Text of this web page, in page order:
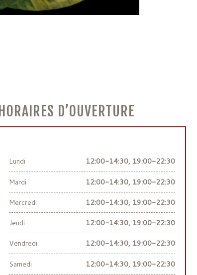
HORAIRES D’OUVERTURE
Lundi 12:00-14:30, 19:00-22:30
Mardi 12:00-14:30, 19:00-22:30
Mercredi 12:00-14:30, 19:00-22:30
Jeudi 12:00-14:30, 19:00-22:30
Vendredi 12:00-14:30, 19:00-22:30
Samedi 12:00-14:30, 19:00-22:30